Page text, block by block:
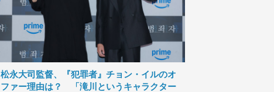
松永大司監督、『犯罪者』チョン・イルのオ
ファー理由は？ 「滝川というキャラクター